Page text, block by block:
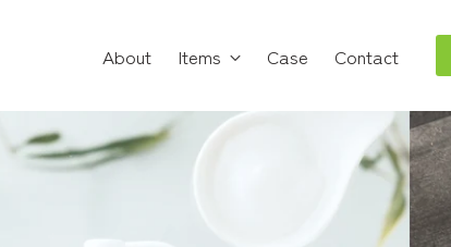
About Items Case Contact